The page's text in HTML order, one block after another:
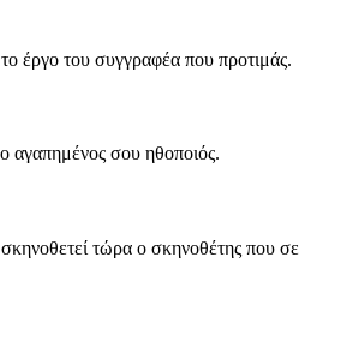
έργο του συγγραφέα που προτιμάς.
αγαπημένος σου ηθοποιός.
τώρα ο σκηνοθέτης που σε